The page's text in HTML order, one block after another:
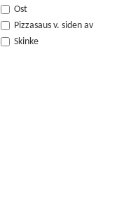
Ost
Pizzasaus v. siden av
Skinke